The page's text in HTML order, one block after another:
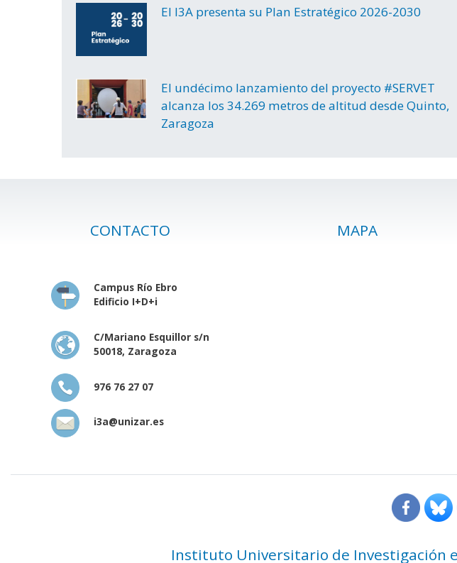
El I3A presenta su Plan Estratégico 2026-2030
El undécimo lanzamiento del proyecto #SERVET
alcanza los 34.269 metros de altitud desde Quinto,
Zaragoza
CONTACTO
Campus Río Ebro
Edificio I+D+i
C/Mariano Esquillor s/n
50018, Zaragoza
976 76 27 07
i3a@unizar.es
MAPA
Instituto Universitario de Investigación